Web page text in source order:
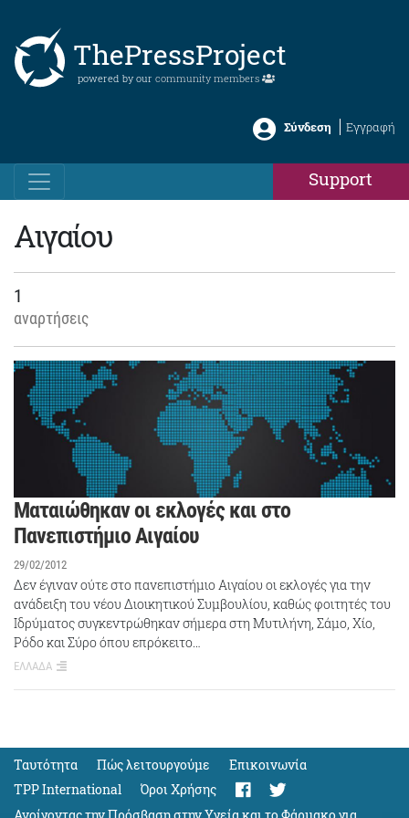
ThePressProject
powered by our community members
Σύνδεση Εγγραφή
Support
Αιγαίου
1
αναρτήσεις
Ματαιώθηκαν οι εκλογές και στο
Πανεπιστήμιο Αιγαίου
29/02/2012
Δεν έγιναν ούτε στο πανεπιστήμιο Αιγαίου οι εκλογές για την
ανάδειξη του νέου Διοικητικού Συμβουλίου, καθώς φοιτητές του
Ιδρύματος συγκεντρώθηκαν σήμερα στη Μυτιλήνη, Σάμο, Χίο,
Ρόδο και Σύρο όπου επρόκειτο…
ΕΛΛΑΔΑ
Ταυτότητα Πώς λειτουργούμε
Eπικοινωνία
TPP International
Όροι Χρήσης